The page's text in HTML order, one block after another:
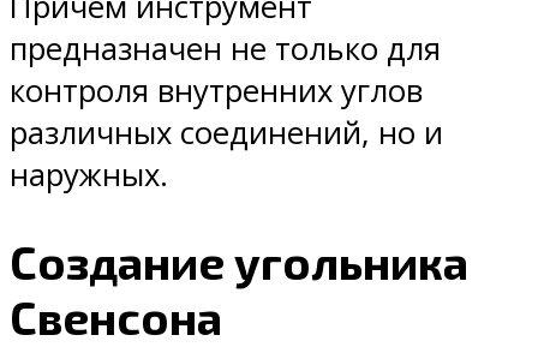
предназначен не только для
контроля внутренних углов
различных соединений, но и
наружных.
Создание угольника
Свенсона